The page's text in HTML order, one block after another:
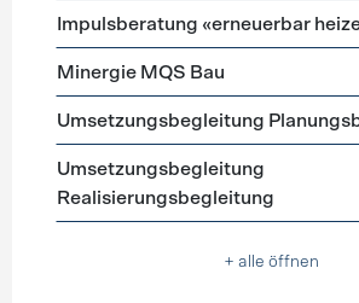
Impulsberatung «erneuerbar
Minergie MQS Bau
Umsetzungsbegleitung
Umsetzungsbegleitung
Realisierungsbegleitung
+ alle öffnen